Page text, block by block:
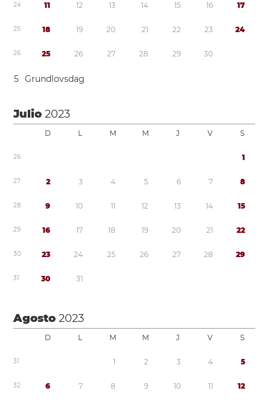
24 11 12 13 14 15 16 17
25 18 19 20 21 22 23 24
26 25 26 27 28 29 30
5 Grundlovsdag
Julio2023
D L M M J V S
26 1
27 2 3 4 5 6 7 8
28 9 10 11 12 13 14 15
29 16 17 18 19 20 21 22
30 23 24 25 26 27 28 29
31 30 31
Agosto2023
D L M M J V S
31 1 2 3 4 5
32 6 7 8 9 10 11 12